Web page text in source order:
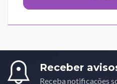
Receber
Receba notificações